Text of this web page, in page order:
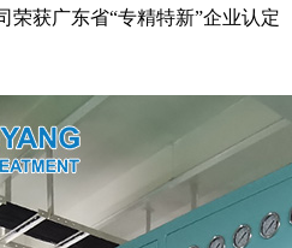
荣获广东省“专精特新”企业认定